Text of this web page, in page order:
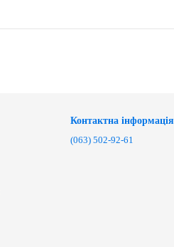
Контактна інформація
(063) 502-92-61